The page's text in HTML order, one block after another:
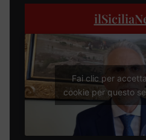
Fai clic per
cookie per questo